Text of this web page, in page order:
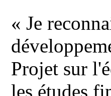
« Je
Projet sur
les études